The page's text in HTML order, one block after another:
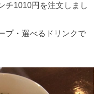
チ1010円を注文しまし
プ・選べるドリンクで